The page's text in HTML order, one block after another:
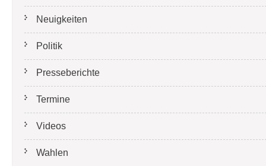
Neuigkeiten
Politik
Presseberichte
Termine
Videos
Wahlen